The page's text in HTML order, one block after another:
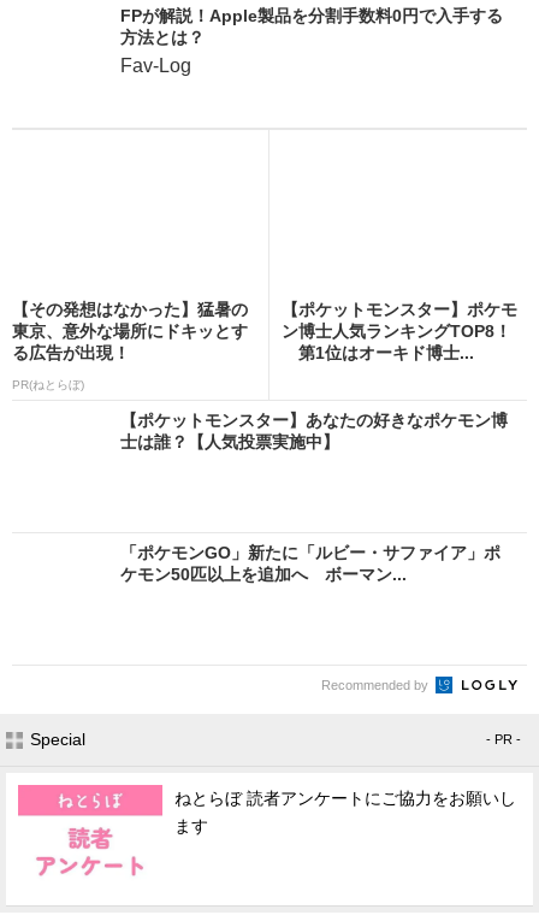
FPが解説！Apple製品を分割手数料0円で入手する
方法とは？
Fav-Log
【その発想はなかった】猛暑の
東京、意外な場所にドキッとす
る広告が出現！
PR(ねとらぼ)
【ポケットモンスター】ポケモ
ン博士人気ランキングTOP8！
第1位はオーキド博士...
【ポケットモンスター】あなたの好きなポケモン博
士は誰？【人気投票実施中】
「ポケモンGO」新たに「ルビー・サファイア」ポ
ケモン50匹以上を追加へ ボーマン...
Recommended by
Special - PR -
ねとらぼ 読者アンケートにご協力をお願いし
ます